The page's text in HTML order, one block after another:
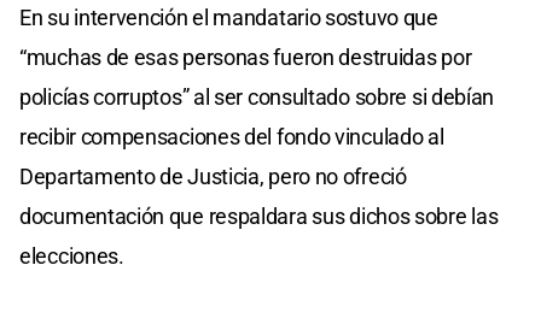
En su intervención el mandatario sostuvo que
“muchas de esas personas fueron destruidas por
policías corruptos” al ser consultado sobre si debían
recibir compensaciones del fondo vinculado al
Departamento de Justicia, pero no ofreció
documentación que respaldara sus dichos sobre las
elecciones.